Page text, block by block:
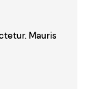
Mauris